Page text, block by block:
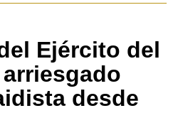
Ejército del
desde